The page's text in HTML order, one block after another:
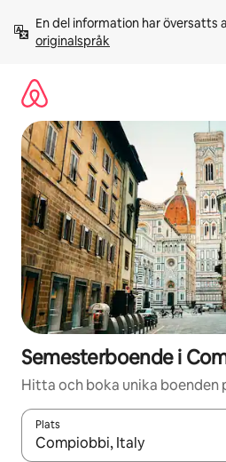
innehåll
En del information har översatts
originalspråk
Semesterboende i
Hitta och boka unika boenden
Plats
När resultaten är tillgängliga